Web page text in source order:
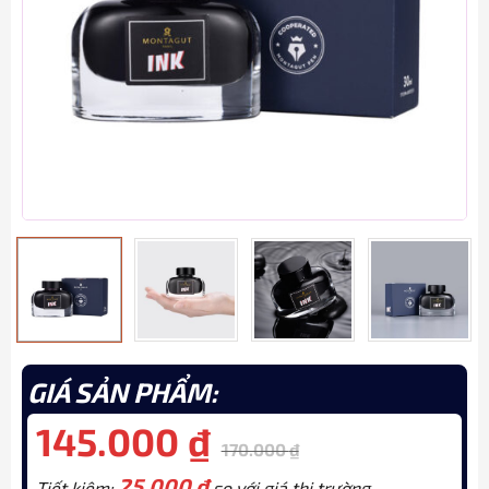
GIÁ SẢN PHẨM:
145.000 ₫ 170.000₫